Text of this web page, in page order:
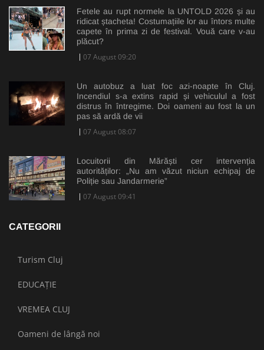
Fetele au rupt normele la UNTOLD 2026 și au
ridicat ștacheta! Costumațiile lor au întors multe
capete în prima zi de festival. Vouă care v-au
plăcut?
07 August 09:20
Un autobuz a luat foc azi-noapte în Cluj.
Incendiul s-a extins rapid și vehiculul a fost
distrus în întregime. Doi oameni au fost la un
pas să ardă de vii
07 August 08:07
Locuitorii din Mărăști cer intervenția
autorităților: „Nu am văzut niciun echipaj de
Poliție sau Jandarmerie”
07 August 09:41
CATEGORII
Turism Cluj
EDUCAȚIE
VREMEA CLUJ
Oameni de lângă noi